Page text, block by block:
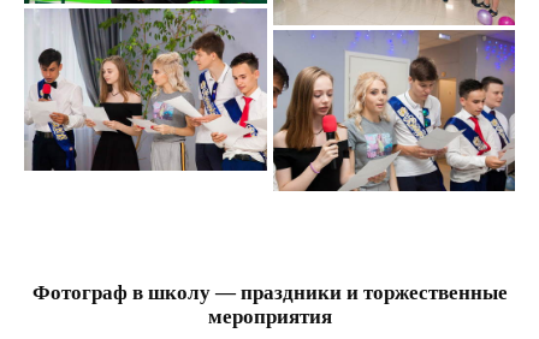
Фотограф в школу — праздники и торжественные
мероприятия